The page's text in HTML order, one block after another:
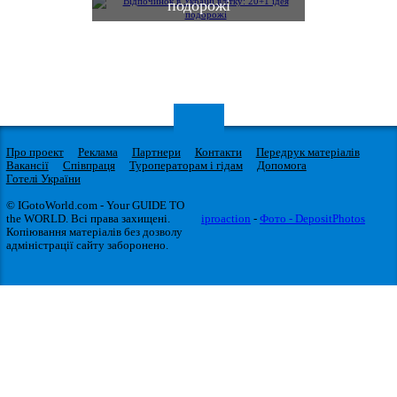
подорожі
Про проект Реклама Партнери Контакти
Передрук матеріалів
Вакансії
Співпраця Туроператорам і гідам
Допомога
Готелі України
© IGotoWorld.com - Your GUIDE TO
the WORLD. Всі права захищені.
Копіювання матеріалів без дозволу
адміністрації сайту заборонено.
iproaction - Фото - DepositPhotos